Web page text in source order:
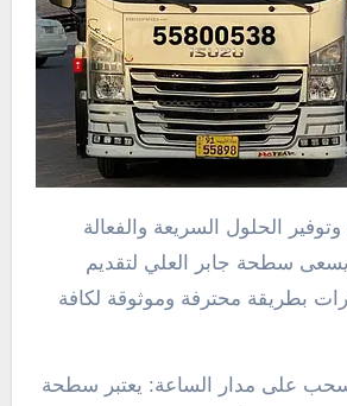
الحلول السريعة والفعالة
سطحة جابر العلي لتقديم
بطريقة محترفة وموثوقة لكافة
على مدار الساعة: يعتبر سطحة